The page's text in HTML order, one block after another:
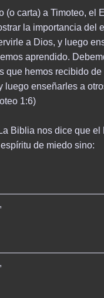
(o carta) a Timoteo, el
la importancia del
a Dios, y luego
aprendido.
que hemos recibido
luego enseñarles a
1:6)
Biblia nos dice que
de miedo sino: